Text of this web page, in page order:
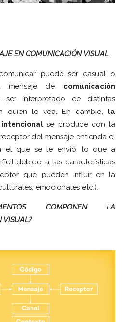
EN COMUNICACIÓN VISUAL
puede ser casual o
mensaje de comunicación
ser interpretado de distintas
quien lo vea. En cambio, la
se produce con la
del mensaje entienda el
el que se le envió, lo que a
debido a las características
que pueden influir en la
emocionales etc.).
COMPONEN LA
VISUAL?